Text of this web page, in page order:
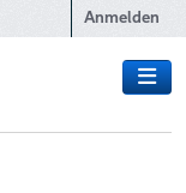
Anmelden